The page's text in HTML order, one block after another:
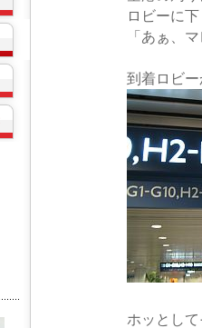
ロビーに下りた瞬
「あぁ、マレーシ
到着ロビーから構
ホッとしてその方向